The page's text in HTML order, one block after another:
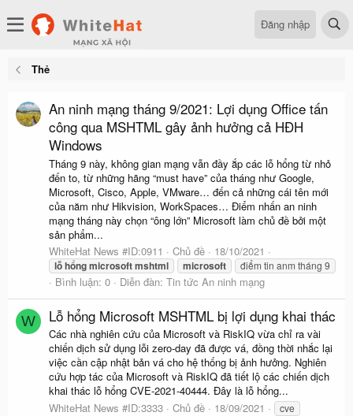
Đăng nhập
Thẻ
An ninh mạng tháng 9/2021: Lợi dụng Office tấn
công qua MSHTML gây ảnh hưởng cả HĐH
Windows
Tháng 9 này, không gian mạng vẫn đầy ắp các lỗ hổng từ nhỏ
đến to, từ những hãng “must have” của tháng như Google,
Microsoft, Cisco, Apple, VMware… đến cả những cái tên mới
của năm như Hikvision, WorkSpaces… Điểm nhấn an ninh
mạng tháng này chọn “ông lớn” Microsoft làm chủ đề bởi một
sản phẩm...
WhiteHat News #ID:0911
Chủ đề 18/10/2021
lỗhổngmicrosoftmshtml microsoft điểm tin anm tháng 9
Bình luận: 0 Diễn đàn: Tin tức An ninh mạng
W Lỗ hổng Microsoft MSHTML bị lợi dụng khai thác
Các nhà nghiên cứu của Microsoft và RiskIQ vừa chỉ ra vài
chiến dịch sử dụng lỗi zero-day đã được vá, đồng thời nhắc lại
việc cần cập nhật bản vá cho hệ thống bị ảnh hưởng. Nghiên
cứu hợp tác của Microsoft và RiskIQ đã tiết lộ các chiến dịch
khai thác lỗ hổng CVE-2021-40444. Đây là lỗ hổng...
WhiteHat News #ID:3333
Chủ đề 18/09/2021 cve